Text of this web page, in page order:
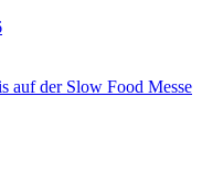
auf der Slow Food Messe